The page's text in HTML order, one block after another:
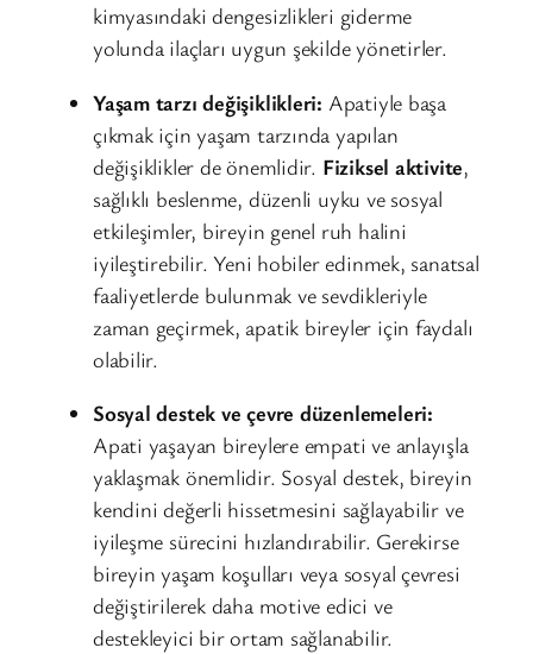
kimyasındaki dengesizlikleri giderme
yolunda ilaçları uygun şekilde yönetirler.
Yaşam tarzı değişiklikleri: Apatiyle başa
çıkmak için yaşam tarzında yapılan
değişiklikler de önemlidir. Fiziksel aktivite,
sağlıklı beslenme, düzenli uyku ve sosyal
etkileşimler, bireyin genel ruh halini
iyileştirebilir. Yeni hobiler edinmek, sanatsal
faaliyetlerde bulunmak ve sevdikleriyle
zaman geçirmek, apatik bireyler için faydalı
olabilir.
Sosyal destek ve çevre düzenlemeleri:
Apati yaşayan bireylere empati ve anlayışla
yaklaşmak önemlidir. Sosyal destek, bireyin
kendini değerli hissetmesini sağlayabilir ve
iyileşme sürecini hızlandırabilir. Gerekirse
bireyin yaşam koşulları veya sosyal çevresi
değiştirilerek daha motive edici ve
destekleyici bir ortam sağlanabilir.